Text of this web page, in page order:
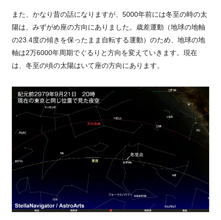
また、かなり昔の話になりますが、 5000年前には冬至の時の太
陽は、みずがめ座の方向にありました。歳差運動（地球の地軸
の23.4度の傾きを保ったまま自転する運動）のため、地球の地
軸は2万6000年周期でぐるりと方向を変えていきます。現在
は、冬至の頃の太陽はいて座の方向にあります。